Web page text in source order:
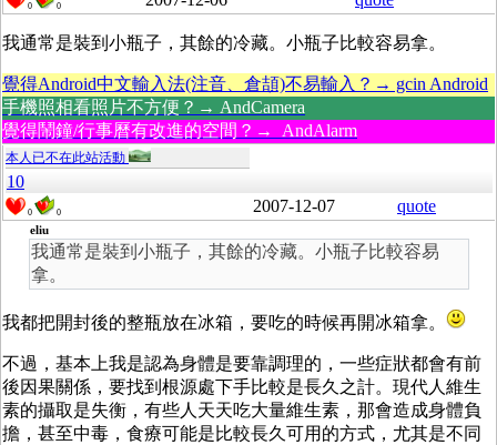
0 0
我通常是裝到小瓶子，其餘的冷藏。小瓶子比較容易拿。
覺得Android中文輸入法(注音、倉頡)不易輸入？→ gcin Android
手機照相看照片不方便？→ AndCamera
覺得鬧鐘/行事曆有改進的空間？→ AndAlarm
本人已不在此站活動
10
0 0 2007-12-07 quote
eliu
我通常是裝到小瓶子，其餘的冷藏。小瓶子比較容易
拿。
我都把開封後的整瓶放在冰箱，要吃的時候再開冰箱拿。
不過，基本上我是認為身體是要靠調理的，一些症狀都會有前
後因果關係，要找到根源處下手比較是長久之計。現代人維生
素的攝取是失衡，有些人天天吃大量維生素，那會造成身體負
擔，甚至中毒，食療可能是比較長久可用的方式，尤其是不同